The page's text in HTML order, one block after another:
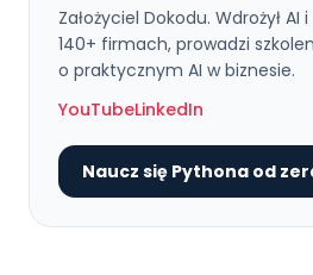
Założyciel Dokodu. Wdrożył
140+ firmach, prowadzi
o praktycznym AI w biznesie.
YouTubeLinkedIn
Naucz się Pythona od